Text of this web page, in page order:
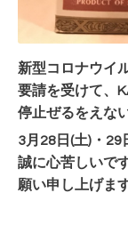
新型コロナウイ
要請を受けて、
停止ぜるをえな
3月28日(土)・29
誠に心苦しいで
願い申し上げます